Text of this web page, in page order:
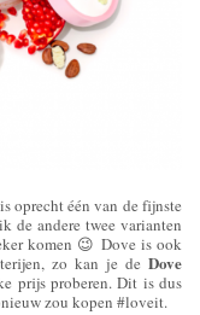
oprecht één van de fijnste
de andere twee varianten
komen 😉 Dove is ook
zo kan je de Dove
prijs proberen. Dit is dus
zou kopen #loveit.